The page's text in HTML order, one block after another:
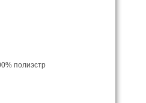
полиэстр